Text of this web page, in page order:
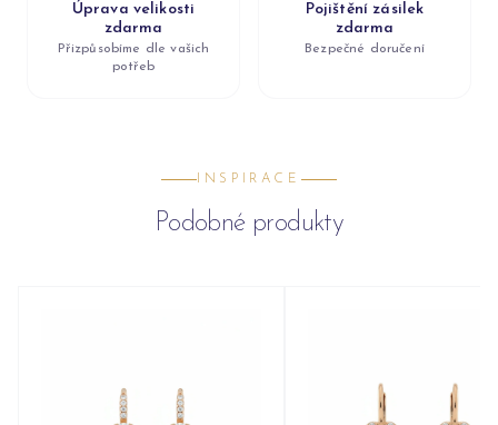
Úprava velikosti
zdarma
Přizpůsobíme dle vašich
potřeb
Pojištění zásilek
zdarma
Bezpečné doručení
INSPIRACE
Podobné produkty